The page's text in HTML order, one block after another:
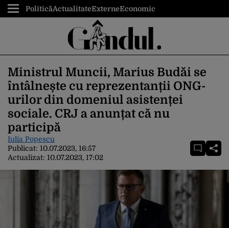
PoliticăActualitateExterneEconomic
Ministrul Muncii, Marius Budăi se
întâlnește cu reprezentanții ONG-
urilor din domeniul asistenței
sociale. CRJ a anunțat că nu
participă
Iulia Popescu
Publicat: 10.07.2023, 16:57
Actualizat: 10.07.2023, 17:02